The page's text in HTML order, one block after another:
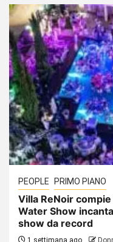
PEOPLE PRIMO PIANO
Villa ReNoir
Water Show
show da record
1 settimana ago